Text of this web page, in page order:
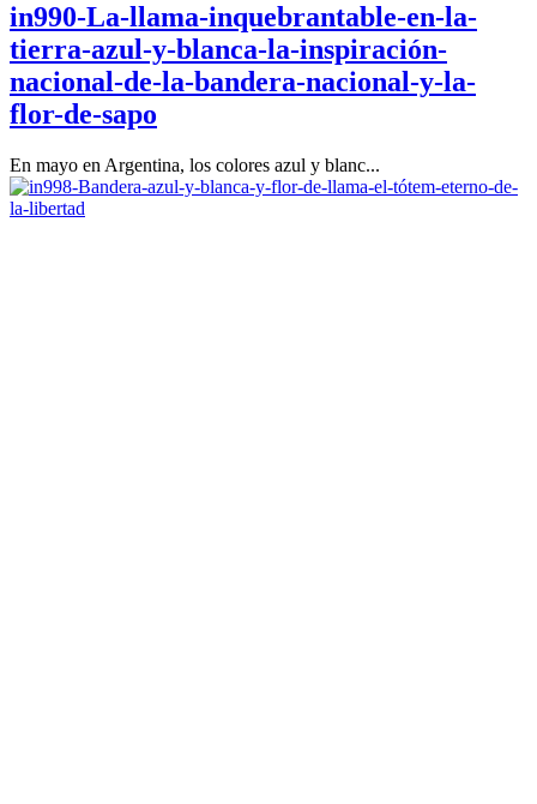
in990-La-llama-inquebrantable-en-la-
tierra-azul-y-blanca-la-inspiración-
nacional-de-la-bandera-nacional-y-la-
flor-de-sapo
En mayo en Argentina, los colores azul y blanc...